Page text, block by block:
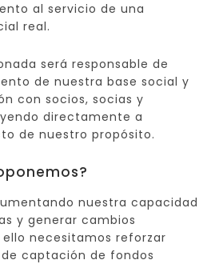
al servicio de una
real.
será responsable de
de nuestra base social y
con socios, socias y
directamente a
de nuestro propósito.
nuestra capacidad
y generar cambios
necesitamos reforzar
captación de fondos